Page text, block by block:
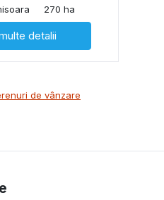
270 ha
detalii
de vânzare